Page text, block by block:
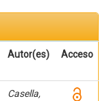
Autor(es) Acceso
Casella,